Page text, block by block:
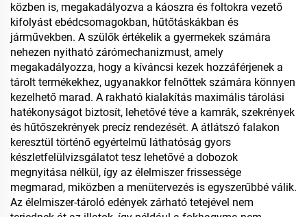
közben is, megakadályozva a káoszra és foltokra vezető
kifolyást ebédcsomagokban, hűtőtáskákban és
járművekben. A szülők értékelik a gyermekek számára
nehezen nyitható zárómechanizmust, amely
megakadályozza, hogy a kíváncsi kezek hozzáférjenek a
tárolt termékekhez, ugyanakkor felnőttek számára könnyen
kezelhető marad. A rakható kialakítás maximális tárolási
hatékonyságot biztosít, lehetővé téve a kamrák, szekrények
és hűtőszekrények precíz rendezését. A átlátszó falakon
keresztül történő egyértelmű láthatóság gyors
készletfelülvizsgálatot tesz lehetővé a dobozok
megnyitása nélkül, így az élelmiszer frissessége
megmarad, miközben a menütervezés is egyszerűbbé válik.
Az élelmiszer-tároló edények zárható tetejével nem